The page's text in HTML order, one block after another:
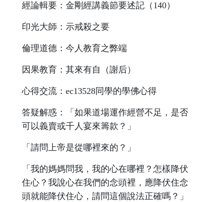
經論輯要：金剛經講義節要述記（140）
印光大師：示戒殺之要
倫理道德：今人教育之弊端
因果教育：其來有自（謝后）
心得交流：ec13528同學的學佛心得
答疑解惑：「如果道場運作經營不足，是否
可以義賣或千人宴來籌款？」
「請問上帝是從哪裡來的？」
「我的媽媽問我，我的心在哪裡？怎樣降伏
住心？我說心在我們的念頭裡，應降伏住念
頭就能降伏住心，請問這個說法正確嗎？」